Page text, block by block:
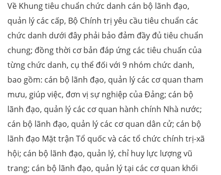
Về Khung tiêu chuẩn chức danh cán bộ lãnh đạo,
quản lý các cấp, Bộ Chính trị yêu cầu tiêu chuẩn các
chức danh dưới đây phải bảo đảm đầy đủ tiêu chuẩn
chung; đồng thời cơ bản đáp ứng các tiêu chuẩn của
từng chức danh, cụ thể đối với 9 nhóm chức danh,
bao gồm: cán bộ lãnh đạo, quản lý các cơ quan tham
mưu, giúp việc, đơn vị sự nghiệp của Đảng; cán bộ
lãnh đạo, quản lý các cơ quan hành chính Nhà nước;
cán bộ lãnh đạo, quản lý các cơ quan dân cử; cán bộ
lãnh đạo Mặt trận Tổ quốc và các tổ chức chính trị-xã
hội; cán bộ lãnh đạo, quản lý, chỉ huy lực lượng vũ
trang; cán bộ lãnh đạo, quản lý tại các cơ quan khối